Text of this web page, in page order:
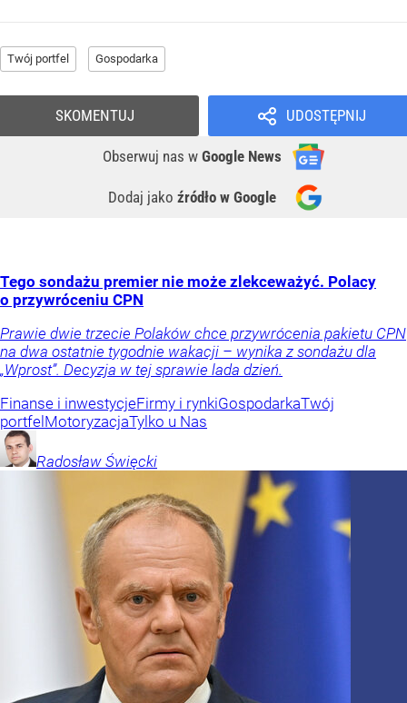
Twój portfel Gospodarka
UDOSTĘPNIJ
Obserwuj nas w Google News
Dodaj jako źródło w Google
SKOMENTUJ
Tego sondażu premier nie może zlekceważyć. Polacy
o przywróceniu CPN
Prawie dwie trzecie Polaków chce przywrócenia pakietu CPN
na dwa ostatnie tygodnie wakacji – wynika z sondażu dla
„Wprost”. Decyzja w tej sprawie lada dzień.
Finanse i inwestycjeFirmy i rynkiGospodarkaTwój
portfelMotoryzacjaTylko u Nas
Radosław Święcki